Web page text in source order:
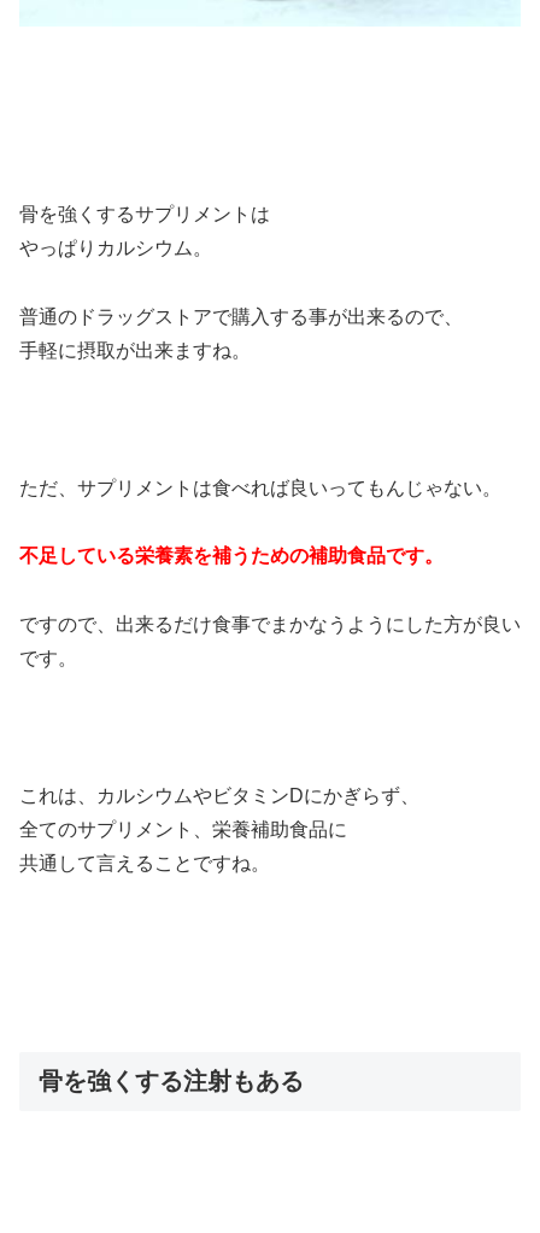
骨を強くするサプリメントは
やっぱりカルシウム。
普通のドラッグストアで購入する事が出来るので、
手軽に摂取が出来ますね。
ただ、サプリメントは食べれば良いってもんじゃない。
不足している栄養素を補うための補助食品です。
ですので、出来るだけ食事でまかなうようにした方が良い
です。
これは、カルシウムやビタミンDにかぎらず、
全てのサプリメント、栄養補助食品に
共通して言えることですね。
骨を強くする注射もある